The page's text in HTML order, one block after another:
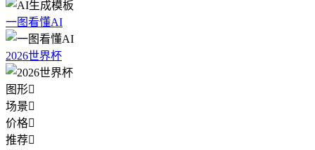
一图看懂AI
2026世界杯
图形
场景
价格
推荐